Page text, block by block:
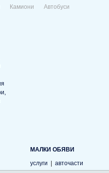
Камиони Автобуси
МАЛКИ ОБЯВИ
услуги
авточасти